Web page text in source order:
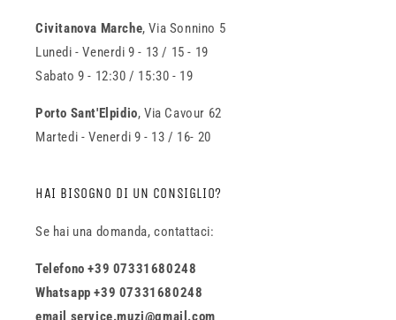
Civitanova Marche, Via Sonnino 5
Lunedi - Venerdi 9 - 13 / 15 - 19
Sabato 9 - 12:30 / 15:30 - 19
Porto Sant'Elpidio, Via Cavour 62
Martedi - Venerdi 9 - 13 / 16- 20
HAI BISOGNO DI UN CONSIGLIO?
Se hai una domanda, contattaci:
Telefono +39 07331680248
Whatsapp +39 07331680248
email service.muzi@gmail.com